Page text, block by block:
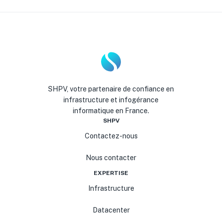
SHPV, votre partenaire de confiance en
infrastructure et infogérance
informatique en France.
SHPV
Contactez-nous
Nous contacter
EXPERTISE
Infrastructure
Datacenter